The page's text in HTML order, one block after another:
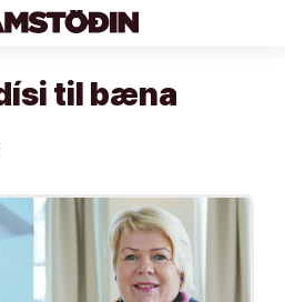
til bæna